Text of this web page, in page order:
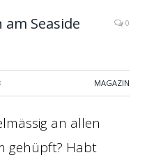
Seaside
0
MAGAZIN
an allen
gehüpft? Habt